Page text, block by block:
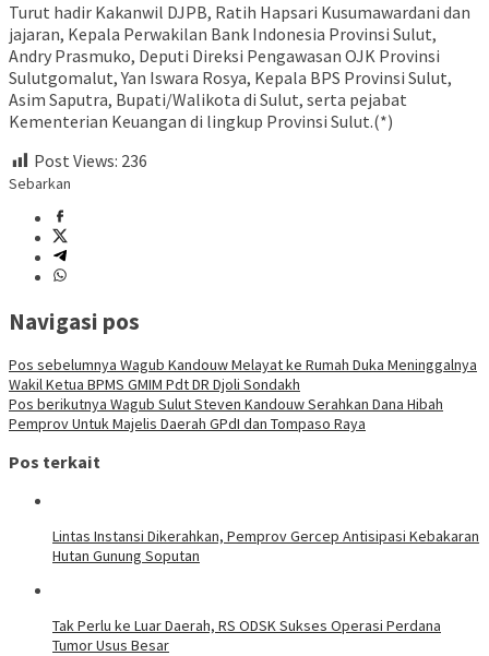
Turut hadir Kakanwil DJPB, Ratih Hapsari Kusumawardani dan
jajaran, Kepala Perwakilan Bank Indonesia Provinsi Sulut,
Andry Prasmuko, Deputi Direksi Pengawasan OJK Provinsi
Sulutgomalut, Yan Iswara Rosya, Kepala BPS Provinsi Sulut,
Asim Saputra, Bupati/Walikota di Sulut, serta pejabat
Kementerian Keuangan di lingkup Provinsi Sulut.(*)
Post Views: 236
Sebarkan
Navigasi pos
Pos sebelumnya Wagub Kandouw Melayat ke Rumah Duka Meninggalnya
Wakil Ketua BPMS GMIM Pdt DR Djoli Sondakh
Pos berikutnya Wagub Sulut Steven Kandouw Serahkan Dana Hibah
Pemprov Untuk Majelis Daerah GPdI dan Tompaso Raya
Pos terkait
Lintas Instansi Dikerahkan, Pemprov Gercep Antisipasi Kebakaran
Hutan Gunung Soputan
Tak Perlu ke Luar Daerah, RS ODSK Sukses Operasi Perdana
Tumor Usus Besar